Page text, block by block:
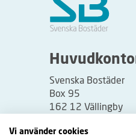
Svenska Bostäder
Box 95
162 12 Vällingby
Besöksadress:
Vi använder cookies